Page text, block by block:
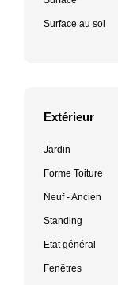
Surface au sol
Extérieur
Jardin
Forme Toiture
Neuf - Ancien
Standing
Etat général
Fenêtres